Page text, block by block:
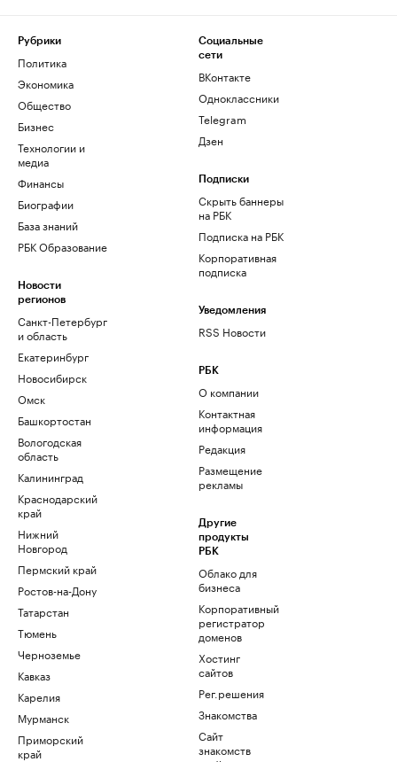
Рубрики
Политика
Экономика
Общество
Бизнес
Технологии и
медиа
Финансы
Биографии
База знаний
РБК Образование
Новости
регионов
Санкт-Петербург
и область
Екатеринбург
Новосибирск
Омск
Башкортостан
Вологодская
область
Калининград
Краснодарский
край
Нижний
Новгород
Пермский край
Ростов-на-Дону
Татарстан
Тюмень
Черноземье
Кавказ
Карелия
Мурманск
Приморский
край
Социальные
сети
ВКонтакте
Одноклассники
Telegram
Дзен
Подписки
Скрыть баннеры
на РБК
Подписка на РБК
Корпоративная
подписка
Уведомления
RSS Новости
РБК
О компании
Контактная
информация
Редакция
Размещение
рекламы
Другие
продукты
РБК
Облако для
бизнеса
Корпоративный
регистратор
доменов
Хостинг
сайтов
Рег.решения
Знакомства
Сайт
знакомств